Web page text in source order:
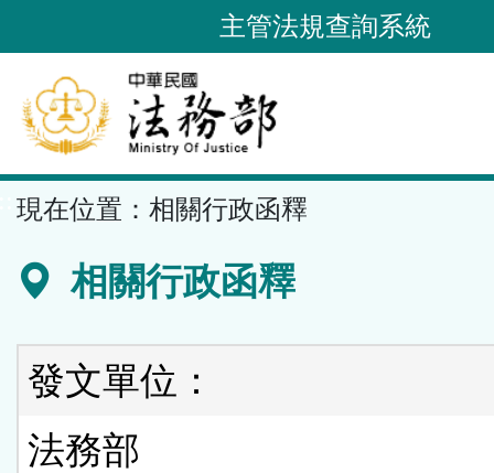
到
要
內
容
區
主管法規查詢系統
現在位置： 相關行政函釋
相關行政函釋
發文單位：
法務部